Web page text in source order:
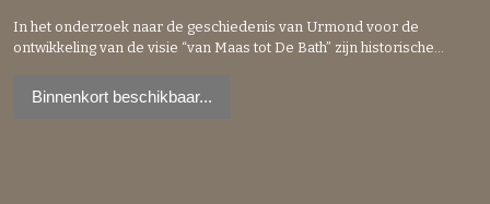
In het onderzoek naar de geschiedenis van Urmond voor de
ontwikkeling van de visie “van Maas tot De Bath” zijn historische
topografische tijdreis worden geprojecteerd en is te zien hoe
Binnenkort beschikbaar...